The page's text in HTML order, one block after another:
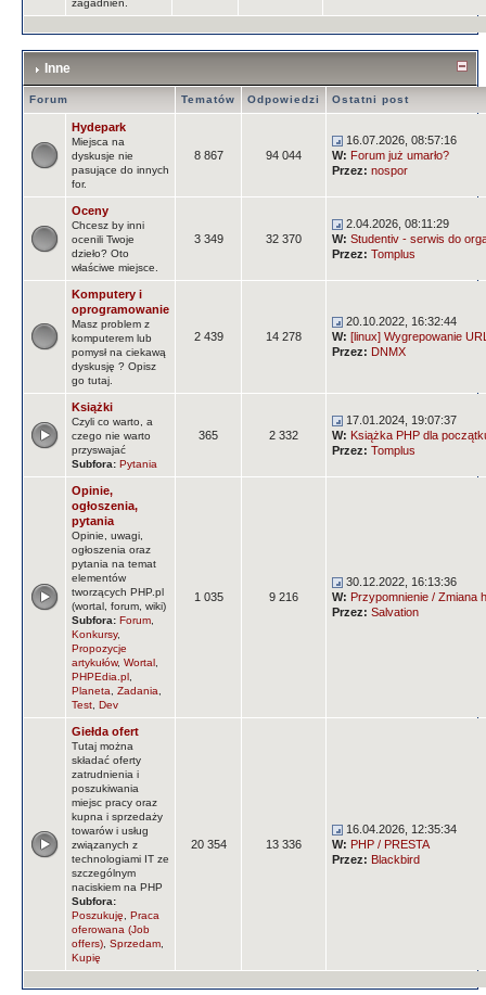
zagadnień.
Inne
Forum Tematów Odpowiedzi Ostatni post
Hydepark
Miejsca na
dyskusje nie
pasujące do innych
for.
8 867 94 044
16.07.2026, 08:57:16
W: Forum już umarło?
Przez: nospor
Oceny
Chcesz by inni
ocenili Twoje
dzieło? Oto
właściwe miejsce.
3 349 32 370
2.04.2026, 08:11:29
W: Studentiv - serwis do
Przez: Tomplus
Komputery i
oprogramowanie
Masz problem z
komputerem lub
pomysł na ciekawą
dyskusję ? Opisz
go tutaj.
2 439 14 278
20.10.2022, 16:32:44
W: [linux] Wygrepowanie
Przez: DNMX
Książki
Czyli co warto, a
czego nie warto
przyswajać
Subfora: Pytania
365 2 332
17.01.2024, 19:07:37
W: Książka PHP dla
Przez: Tomplus
Opinie,
ogłoszenia,
pytania
Opinie, uwagi,
ogłoszenia oraz
pytania na temat
elementów
tworzących PHP.pl
(wortal, forum, wiki)
Subfora: Forum
Konkursy,
Propozycje
artykułów, Wortal
PHPEdia.pl
Planeta
Zadania
Test Dev
1 035 9 216
30.12.2022, 16:13:36
W: Przypomnienie / Zmiana
Przez: Salvation
Giełda ofert
Tutaj można
składać oferty
zatrudnienia i
poszukiwania
miejsc pracy oraz
kupna i sprzedaży
towarów i usług
związanych z
technologiami IT ze
szczególnym
naciskiem na PHP
Subfora:
Poszukuję
Praca
oferowana (Job
offers) Sprzedam
Kupię
20 354 13 336
16.04.2026, 12:35:34
W: PHP / PRESTA
Przez: Blackbird